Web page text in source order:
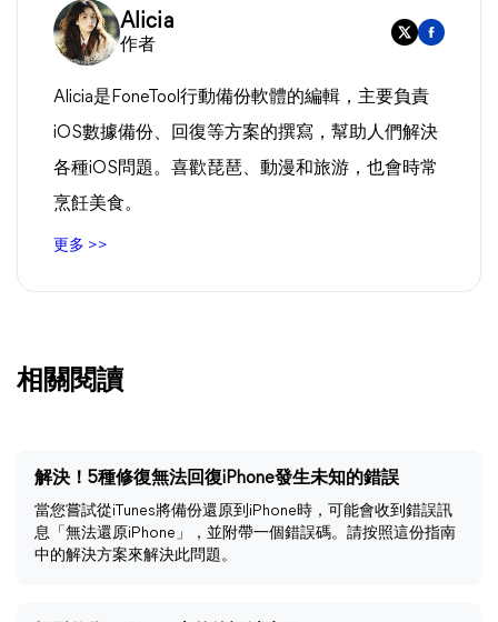
Alicia
作者
Alicia是FoneTool行動備份軟體的編輯，主要負責
iOS數據備份、回復等方案的撰寫，幫助人們解決
各種iOS問題。喜歡琵琶、動漫和旅游，也會時常
烹飪美食。
更多 >>
相關閱讀
解決！5種修復無法回復iPhone發生未知的錯誤
當您嘗試從iTunes將備份還原到iPhone時，可能會收到錯誤訊
息「無法還原iPhone」，並附帶一個錯誤碼。請按照這份指南
中的解決方案來解決此問題。